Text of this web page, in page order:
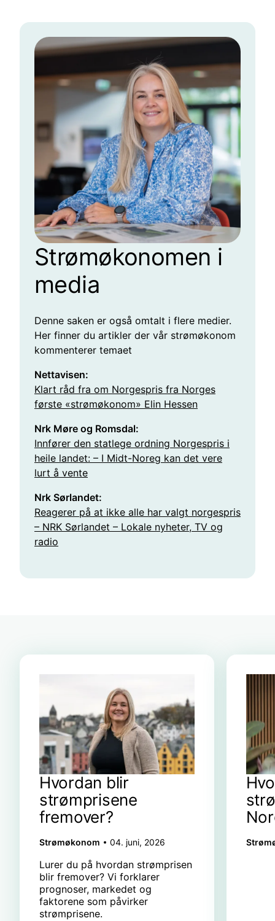
Strømøkonomen i
media
Denne saken er også omtalt i flere medier.
Her finner du artikler der vår strømøkonom
kommenterer temaet
Nettavisen:
Klart råd fra om Norgespris fra Norges
første «strømøkonom» Elin Hessen
Nrk Møre og Romsdal:
Innfører den statlege ordning Norgespris i
heile landet: – I Midt-Noreg kan det vere
lurt å vente
Nrk Sørlandet:
Reagerer på at ikke alle har valgt norgespris
– NRK Sørlandet – Lokale nyheter, TV og
radio
Hvordan blir
strømprisene
fremover?
Strømøkonom 04. juni, 2026
Lurer du på hvordan strømprisen
blir fremover? Vi forklarer
prognoser, markedet og
faktorene som påvirker
strømprisene.